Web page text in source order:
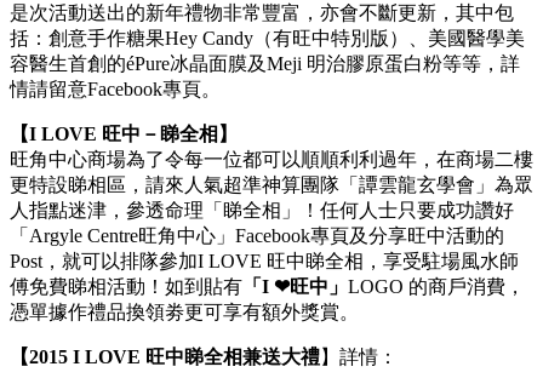
是次活動送出的新年禮物非常豐富，亦會不斷更新，其中包
括：創意手作糖果Hey Candy（有旺中特別版）、美國醫學美
容醫生首創的éPure冰晶面膜及Meji 明治膠原蛋白粉等等，詳
情請留意Facebook專頁。
【I LOVE 旺中－睇全相】
旺角中心商場為了令每一位都可以順順利利過年，在商場二樓
更特設睇相區，請來人氣超準神算團隊「譚雲龍玄學會」為眾
人指點迷津，參透命理「睇全相」！任何人士只要成功讚好
「Argyle Centre旺角中心」Facebook專頁及分享旺中活動的
Post，就可以排隊參加I LOVE 旺中睇全相，享受駐場風水師
傅免費睇相活動！如到貼有 「I ❤旺中」 LOGO 的商戶消費，
憑單據作禮品換領劵更可享有額外獎賞。
【2015 I LOVE 旺中睇全相兼送大禮】詳情：